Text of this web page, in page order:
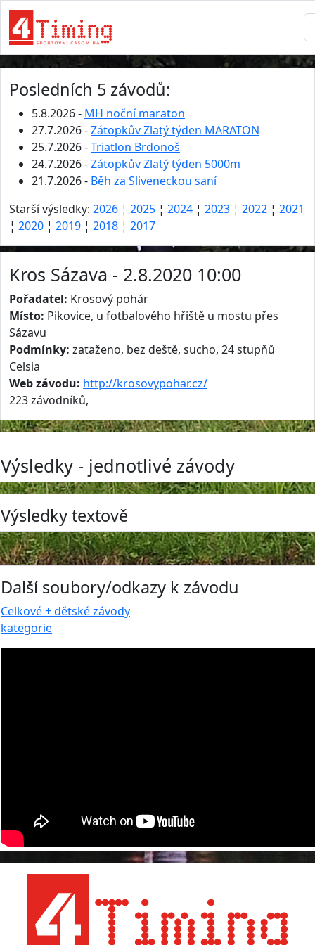
Posledních 5 závodů:
5.8.2026 - MH noční maraton
27.7.2026 -Zátopkův Zlatý týden MARATON
25.7.2026 -Triatlon Brdonoš
24.7.2026 -Zátopkův Zlatý týden 5000m
21.7.2026 - Běh za Sliveneckou saní
Starší výsledky: 2026 ¦ 2025 ¦ 2024 ¦ 2023 ¦ 2022 ¦ 2021
¦ 2020 ¦ 2019 ¦ 2018 ¦ 2017
Kros Sázava - 2.8.2020 10:00
Pořadatel: Krosový pohár
Místo: Pikovice, u fotbalového hřiště u mostu přes
Sázavu
Podmínky: zataženo, bez deště, sucho, 24 stupňů
Celsia
Web závodu: http://krosovypohar.cz/
223 závodníků,
Výsledky - jednotlivé závody
Výsledky textově
Další soubory/odkazy k závodu
Celkové + dětské závody
kategorie